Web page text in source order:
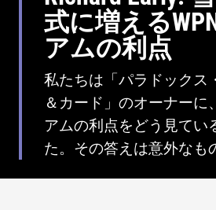
式に増える
アムの利点
私たちは「パラドックス
＆カード」のオーナーに
アムの利点をどう見てい
た。その答えは意外なも